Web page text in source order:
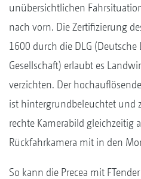
unübersichtlichen
nach vorn. Die Zertifizierung
1600 durch die DLG
Gesellschaft) erlaubt es
verzichten. Der
ist hintergrundbeleuchtet und
rechte Kamerabild gleichzeitig
Rückfahrkamera mit in den
So kann die Precea mit